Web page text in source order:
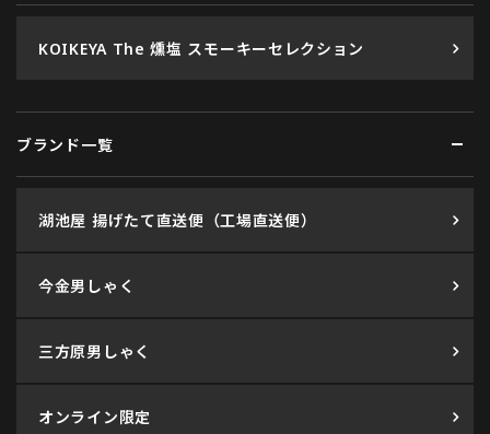
KOIKEYA The 燻塩 スモーキーセレクション
ブランド一覧
湖池屋 揚げたて直送便（工場直送便）
今金男しゃく
三方原男しゃく
オンライン限定